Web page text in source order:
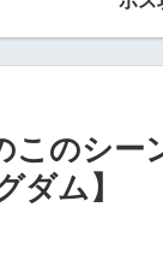
このシー
ム】